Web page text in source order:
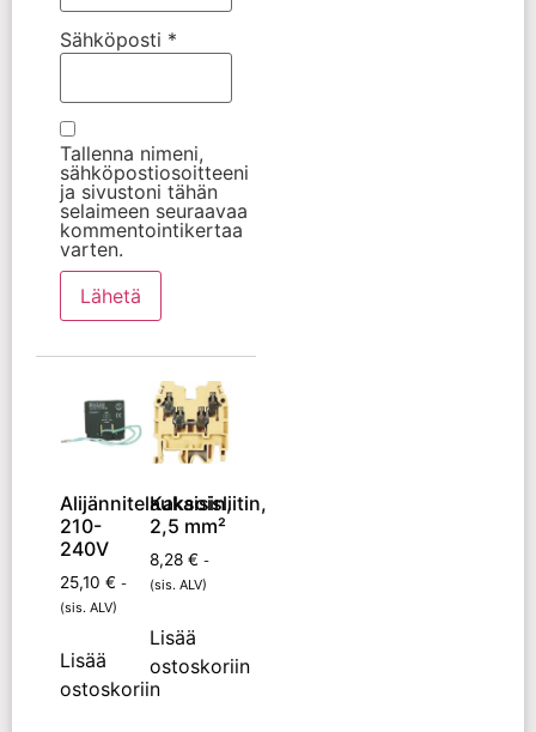
Sähköposti *
Tallenna nimeni,
sähköpostiosoitteeni
ja sivustoni tähän
selaimeen seuraavaa
kommentointikertaa
varten.
Alijännitelaukaisin,
210-
240V
25,10 € -
(sis. ALV)
Lisää
ostoskoriin
Kaksoisliitin,
2,5 mm²
8,28 € -
(sis. ALV)
Lisää
ostoskoriin